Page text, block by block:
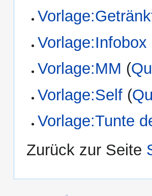
Vorlage:Infobox
Vorlage:MM (
Vorlage:Self (
Vorlage:Tunte
Zurück zur Seite